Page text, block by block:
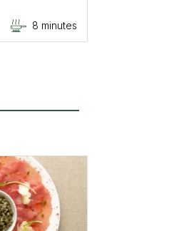
8 minutes